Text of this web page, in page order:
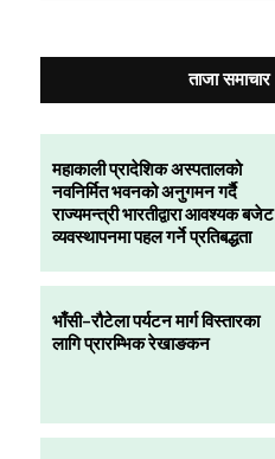
ताजा समाचार
महाकाली प्रादेशिक अस्पतालको
नवनिर्मित भवनको अनुगमन गर्दै
राज्यमन्त्री भारतीद्वारा आवश्यक बजेट
व्यवस्थापनमा पहल गर्ने प्रतिबद्धता
भाँसी–रौटेला पर्यटन मार्ग विस्तारका
लागि प्रारम्भिक रेखाङकन